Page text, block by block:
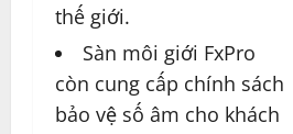
thế giới.
Sàn môi giới FxPro
còn cung cấp chính sách
bảo vệ số âm cho khách